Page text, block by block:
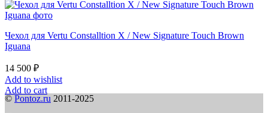
Чехол для Vertu Constalltion X / New Signature Touch Brown
Iguana
14 500 ₽
Add to wishlist
Add to cart
© Pontoz.ru 2011-2025